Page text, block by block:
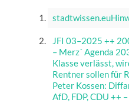
JFI 03–2025 ++
– Merz´ Agenda
Klasse verlässt,
Rentner sollen für
Peter Kossen:
AfD, FDP, CDU ++ –